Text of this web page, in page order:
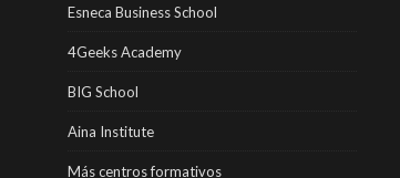
Esneca Business School
4Geeks Academy
BIG School
Aina Institute
Más centros formativos